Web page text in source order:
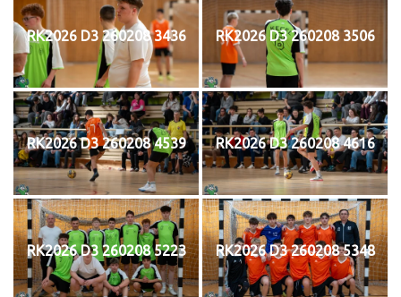
RK2026 D3 260208 3436 RK2026 D3 260208 3506
RK2026 D3 260208 4539 RK2026 D3 260208 4616
RK2026 D3 260208 5223 RK2026 D3 260208 5348